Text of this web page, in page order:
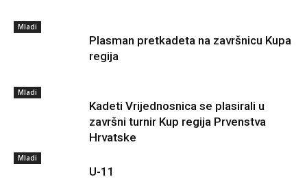
Mladi
Plasman pretkadeta na završnicu Kupa
regija
Mladi
Kadeti Vrijednosnica se plasirali u
završni turnir Kup regija Prvenstva
Hrvatske
Mladi
U-11